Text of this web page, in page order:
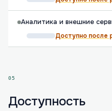
Аналитика и внешние
Доступно после
05
Доступность